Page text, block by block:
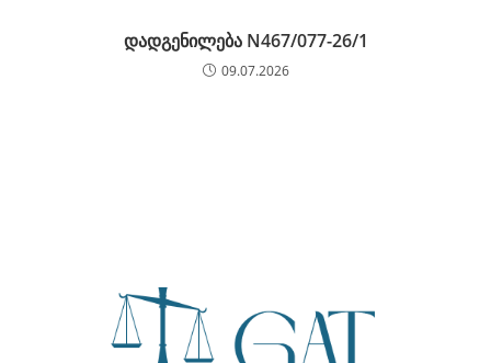
დადგენილება N467/077-26/1
09.07.2026